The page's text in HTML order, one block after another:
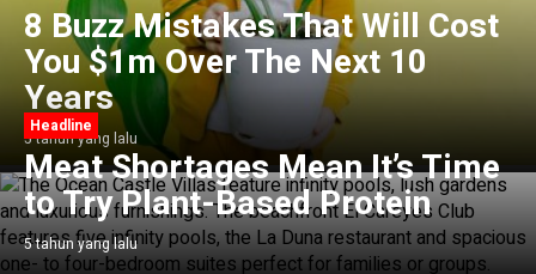
8 Buzz Mistakes That Will Cost
You $1m Over The Next 10
Years
5 tahun yang lalu
Headline
Meat Shortages Mean It’s Time
to Try Plant-Based Protein
5 tahun yang lalu